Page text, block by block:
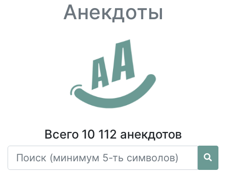
Анекдоты
Всего 10 112 анекдотов